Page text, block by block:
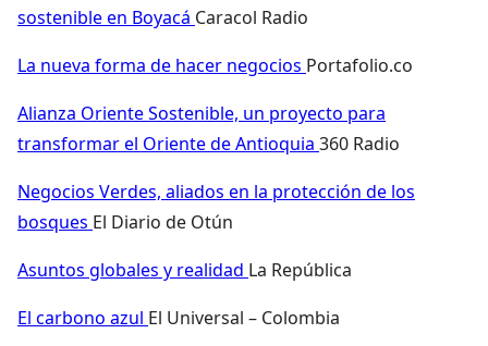
sostenible en Boyacá Caracol Radio
La nueva forma de hacer negocios Portafolio.co
Alianza Oriente Sostenible, un proyecto para
transformar el Oriente de Antioquia 360 Radio
Negocios Verdes, aliados en la protección de los
bosques El Diario de Otún
Asuntos globales y realidad La República
El carbono azul El Universal – Colombia